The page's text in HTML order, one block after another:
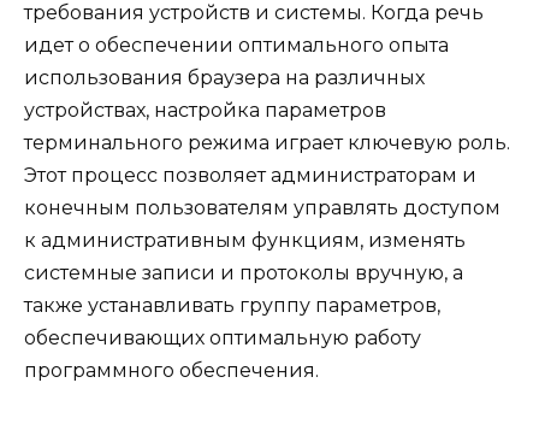
требования устройств и системы. Когда речь
идет о обеспечении оптимального опыта
использования браузера на различных
устройствах, настройка параметров
терминального режима играет ключевую роль.
Этот процесс позволяет администраторам и
конечным пользователям управлять доступом
к административным функциям, изменять
системные записи и протоколы вручную, а
также устанавливать группу параметров,
обеспечивающих оптимальную работу
программного обеспечения.